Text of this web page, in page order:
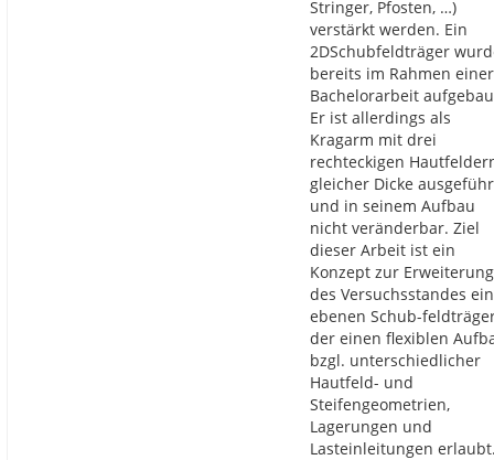
Stringer, Pfosten, …)
verstärkt werden. Ein
2DSchubfeldträger
bereits im Rahmen einer
Bachelorarbeit
Er ist allerdings als
Kragarm mit drei
rechteckigen
gleicher Dicke
und in seinem Aufbau
nicht veränderbar. Ziel
dieser Arbeit ist ein
Konzept zur Erweiterung
des Versuchsstandes
ebenen Schub-
der einen flexiblen
bzgl. unterschiedlicher
Hautfeld- und
Steifengeometrien,
Lagerungen und
Lasteinleitungen